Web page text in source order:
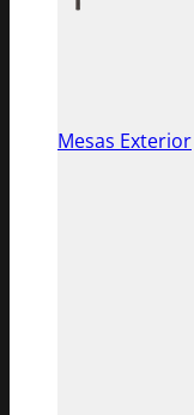
Mesas Exterior